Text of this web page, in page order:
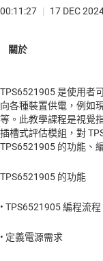
00:11:27 | 17 DEC
TPS6521905 是使用者
向各種裝置供電，例如
等。此教學課程是視覺
插槽式評估模組，對
TPS6521905 的功能、
TPS6521905 的功能
• TPS6521905 編程流程
• 定義電源需求